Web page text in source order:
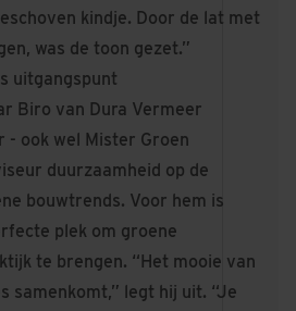
kindje. Door de lat met
was de toon gezet.”
uitgangspunt
Biro van Dura Vermeer
- ook wel Mister Groen
duurzaamheid op de
bouwtrends. Voor hem is
plek om groene
te brengen. “Het mooie van
samenkomt,” legt hij uit. “Je